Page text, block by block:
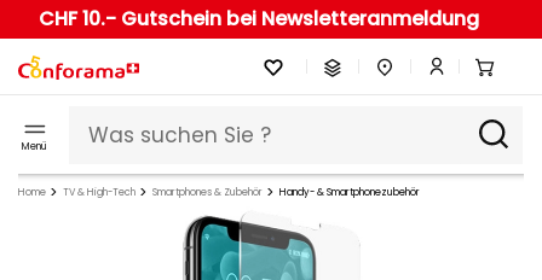
CHF 10.- Gutschein bei Newsletteranmeldung
Menü
Home TV & High-Tech Smartphones & Zubehör Handy- & Smartphonezubehör